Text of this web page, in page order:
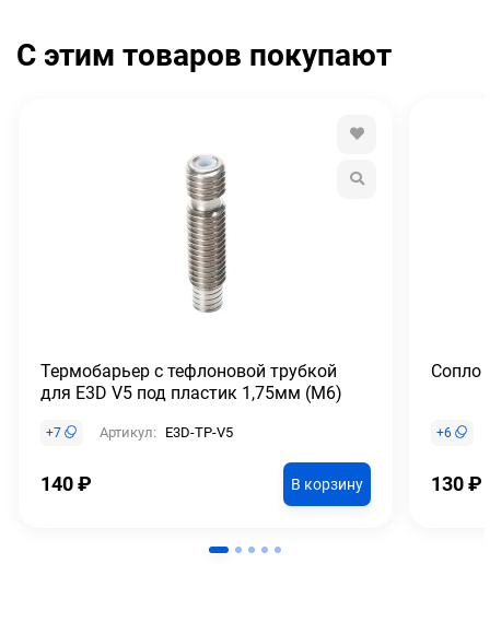
С этим товаров покупают
Термобарьер с тефлоновой трубкой
для E3D V5 под пластик 1,75мм (М6)
+7 Артикул: E3D-TP-V5
140₽ В корзину
Сопло
+6
130₽